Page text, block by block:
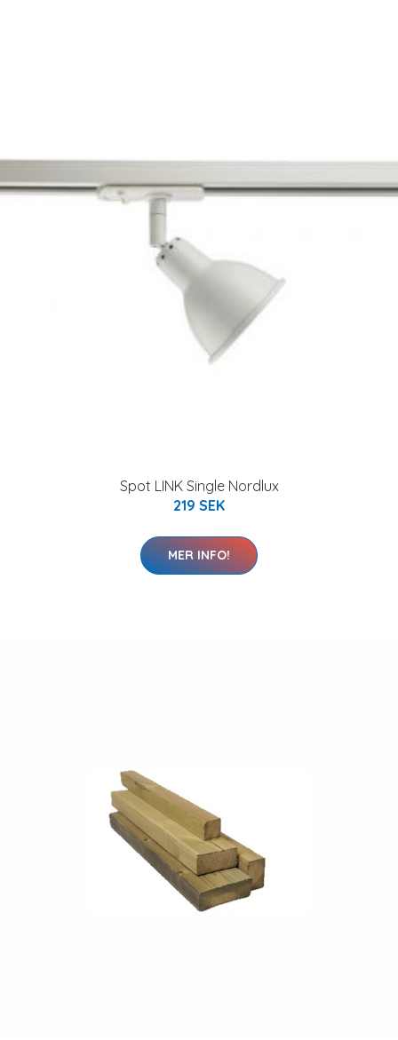
Spot LINK Single Nordlux
219 SEK
MER INFO!